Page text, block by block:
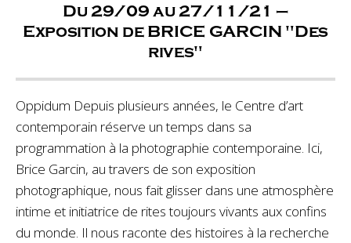
Du 29/09 au 27/11/21 –
Exposition de BRICE GARCIN "Des
rives"
Oppidum Depuis plusieurs années, le Centre d’art
contemporain réserve un temps dans sa
programmation à la photographie contemporaine. Ici,
Brice Garcin, au travers de son exposition
photographique, nous fait glisser dans une atmosphère
intime et initiatrice de rites toujours vivants aux confins
du monde. Il nous raconte des histoires à la recherche